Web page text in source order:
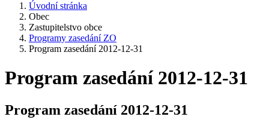
Úvodní stránka
Obec
Zastupitelstvo obce
Programy zasedání ZO
Program zasedání 2012-12-31
Program zasedání 2012-12-31
Program zasedání 2012-12-31